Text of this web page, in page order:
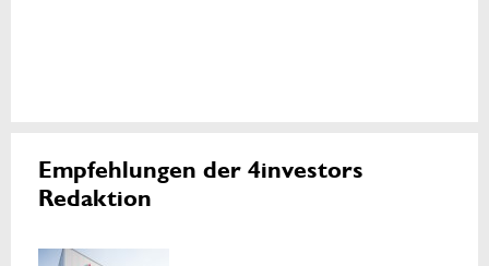
Empfehlungen der 4investors
Redaktion